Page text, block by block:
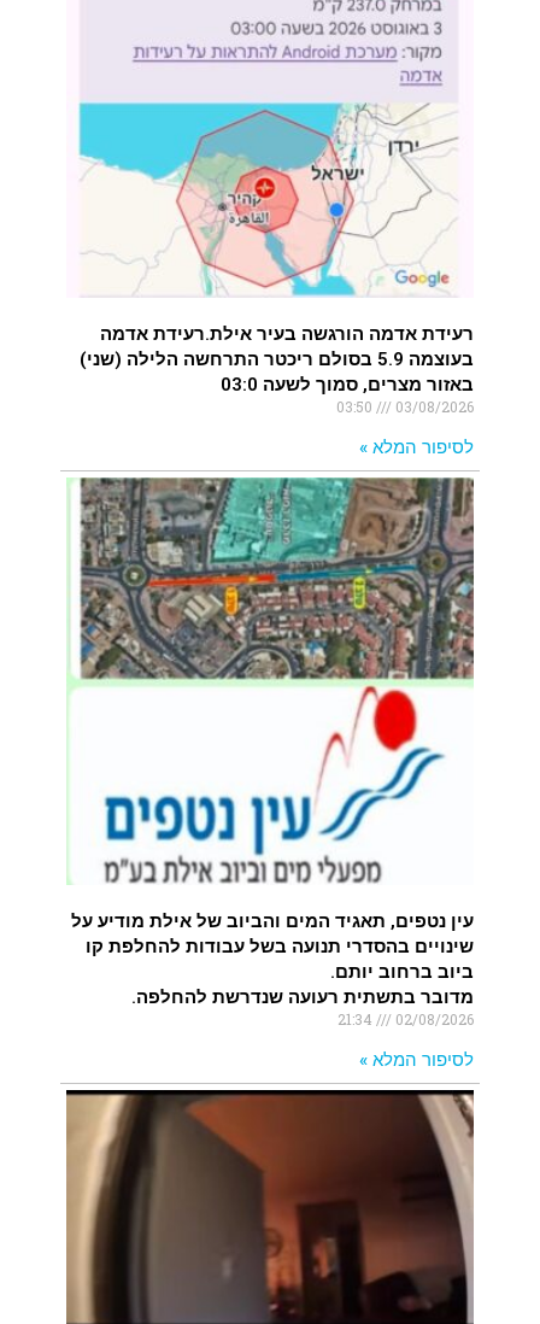
רעידת אדמה הורגשה בעיר אילת.רעידת אדמה
בעוצמה 5.9 בסולם ריכטר התרחשה הלילה (שני)
באזור מצרים, סמוך לשעה 03:0
03/08/2026
לסיפור המלא »
עין נטפים, תאגיד המים והביוב של אילת מודיע על
שינויים בהסדרי תנועה בשל עבודות להחלפת קו
ביוב ברחוב יותם.
מדובר בתשתית רעועה שנדרשת להחלפה.
02/08/2026
לסיפור המלא »